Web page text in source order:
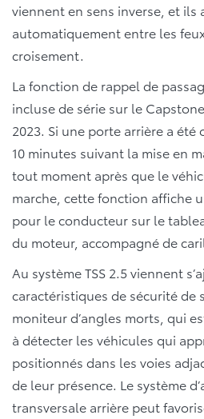
viennent en sens inverse, et ils
automatiquement entre les
croisement.
La fonction de rappel de
incluse de série sur le
2023. Si une porte arrière a été
10 minutes suivant la mise en
tout moment après que le
marche, cette fonction affiche
pour le conducteur sur le
du moteur, accompagné de
Au système TSS 2.5 viennent
caractéristiques de sécurité de
moniteur d’angles morts, qui
à détecter les véhicules qui
positionnés dans les voies
de leur présence. Le système
transversale arrière peut